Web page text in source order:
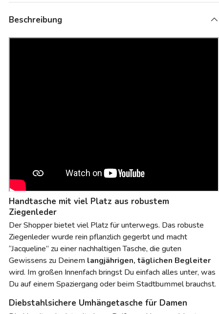
Beschreibung
Handtasche mit viel Platz aus robustem
Ziegenleder
Der Shopper bietet viel Platz für unterwegs. Das robuste
Ziegenleder wurde rein pflanzlich gegerbt und macht
“Jacqueline” zu einer nachhaltigen Tasche, die guten
Gewissens zu Deinem langjährigen, täglichen Begleiter
wird. Im großen Innenfach bringst Du einfach alles unter, was
Du auf einem Spaziergang oder beim Stadtbummel brauchst.
Diebstahlsichere Umhängetasche für Damen